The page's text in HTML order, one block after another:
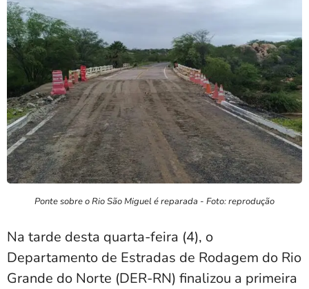
Ponte sobre o Rio São Miguel é reparada - Foto: reprodução
Na tarde desta quarta-feira (4), o
Departamento de Estradas de Rodagem do Rio
Grande do Norte (DER-RN) finalizou a primeira